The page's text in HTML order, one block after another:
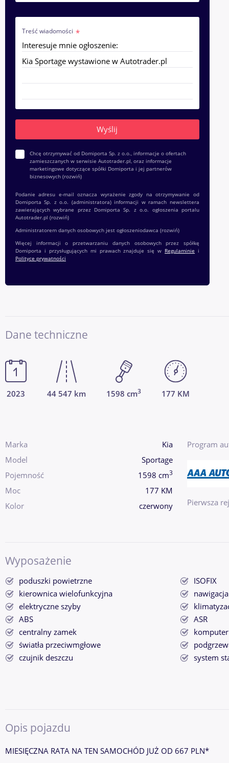
Treść wiadomości
Chcę otrzymywać od Domiporta Sp. z o.o., informacje o ofertach
zamieszczanych w serwisie Autotrader.pl, oraz informacje
marketingowe dotyczące spółki Domiporta i jej partnerów
biznesowych (rozwiń)
Podanie adresu e-mail oznacza wyrażenie zgody na otrzymywanie od
Domiporta Sp. z o.o. (administratora) informacji w ramach newslettera
zawierających wybrane przez Domiporta Sp. z o.o. ogłoszenia portalu
Autotrader.pl (rozwiń)
Administratorem danych osobowych jest ogłoszeniodawca (rozwiń)
Więcej informacji o przetwarzaniu danych osobowych przez spółkę
Domiporta i przysługujących mi prawach znajduje się w Regulaminie i
Polityce prywatności
Dane techniczne
2023 44 547 km 1598 cm3 177 KM
Marka
Kia
Model
Sportage
Pojemność
1598 cm3
Moc
177 KM
Kolor
czerwony
Program
Pierwsza
Wyposażenie
poduszki powietrzne
ISOFIX
kierownica wielofunkcyjna
elektryczne szyby
ABS
ASR
centralny zamek
komputer
światła przeciwmgłowe
czujnik deszczu
system
Opis pojazdu
MIESIĘCZNA RATA NA TEN SAMOCHÓD JUŻ OD 667 PLN*